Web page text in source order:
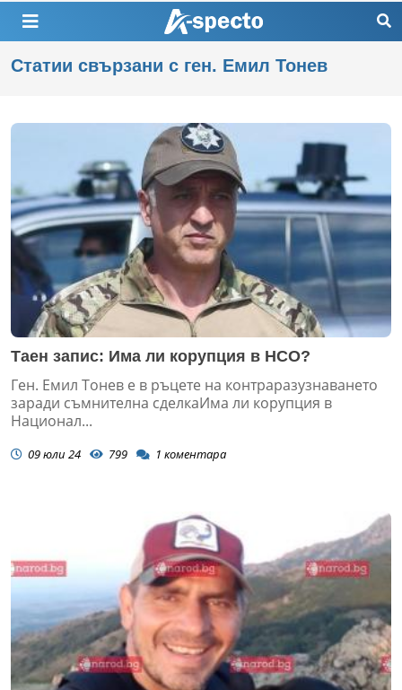
Статии свързани с ген. Емил Тонев
Таен запис: Има ли корупция в НСО?
Ген. Емил Тонев е в ръцете на контраразузнаването
заради съмнителна сделкаИма ли корупция в
Национал...
09 юли 24 799 1 коментара